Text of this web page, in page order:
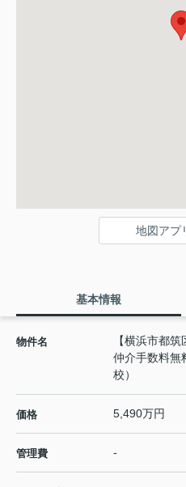
地図アプ
基本情報
物件名
【横浜市都
仲介手数料
校）
価格 5,490万円
管理費 -